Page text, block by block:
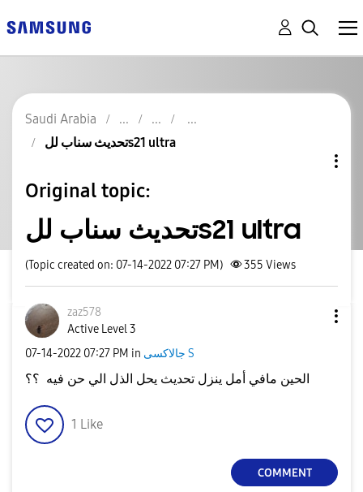
Saudi Arabia
تحديث سناب للs21 ultra
Original topic:
تحديث سناب للs21 ultra
(Topic created on: 07-14-2022 07:27 PM) 355 Views
zaz578
Active Level 3
‎07-14-2022 07:27 PM in جالاكسى S
الحين مافي أمل ينزل تحديث يحل الذل الي حن فيه ؟؟
1 Like
COMMENT